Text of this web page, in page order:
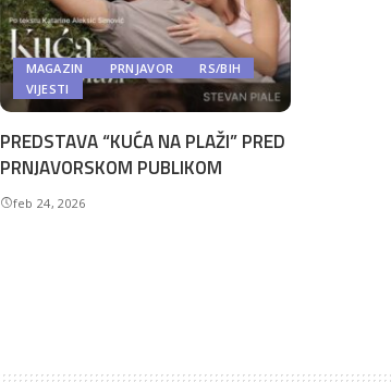
MAGAZIN PRNJAVOR
RS/BIH
VIJESTI
PREDSTAVA “KUĆA NA PLAŽI” PRED
PRNJAVORSKOM PUBLIKOM
feb 24, 2026